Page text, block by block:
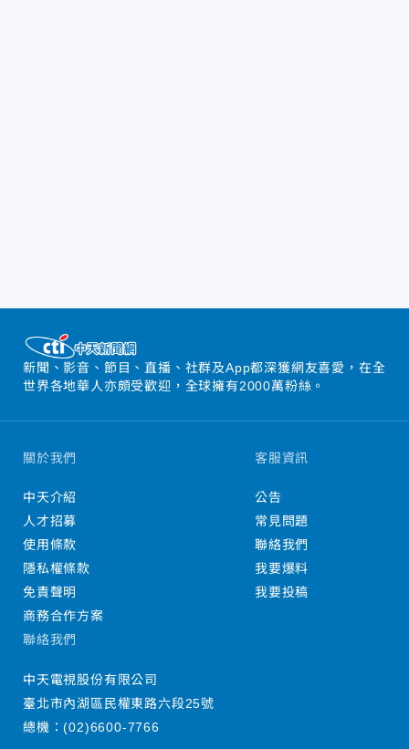
新聞、影音、節目、直播、社群及App都深獲網友喜愛，在全
世界各地華人亦頗受歡迎，全球擁有2000萬粉絲。
關於我們
中天介紹
人才招募
使用條款
隱私權條款
免責聲明
商務合作方案
客服資訊
公告
常見問題
聯絡我們
我要爆料
我要投稿
聯絡我們
中天電視股份有限公司
臺北市內湖區民權東路六段25號
總機：(02)6600-7766